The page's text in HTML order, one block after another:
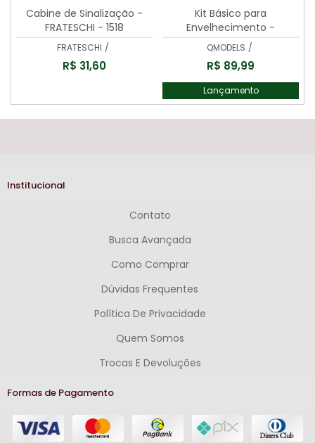
Cabine de Sinalização -
FRATESCHI - 1518
FRATESCHI /
R$ 31,60
Kit Básico para
Envelhecimento -
QMODELS - H86
QMODELS /
R$ 89,99
Lançamento
Institucional
Contato
Busca Avançada
Como Comprar
Dúvidas Frequentes
Política De Privacidade
Quem Somos
Trocas E Devoluções
Formas de Pagamento